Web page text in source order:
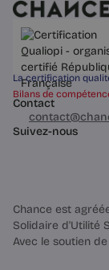
de
métier) avant
4 min
La certification
Bilans de
Contact
03 60 84 01 14
Suivez-nous
Chance est
Solidaire d'Utilité
Avec le soutien de